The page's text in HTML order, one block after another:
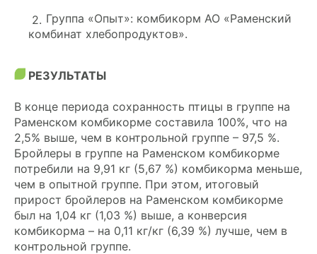
Группа «Опыт»: комбикорм АО «Раменский
комбинат хлебопродуктов».
РЕЗУЛЬТАТЫ
В конце периода сохранность птицы в группе на
Раменском комбикорме составила 100%, что на
2,5% выше, чем в контрольной группе – 97,5 %.
Бройлеры в группе на Раменском комбикорме
потребили на 9,91 кг (5,67 %) комбикорма меньше,
чем в опытной группе. При этом, итоговый
прирост бройлеров на Раменском комбикорме
был на 1,04 кг (1,03 %) выше, а конверсия
комбикорма – на 0,11 кг/кг (6,39 %) лучше, чем в
контрольной группе.